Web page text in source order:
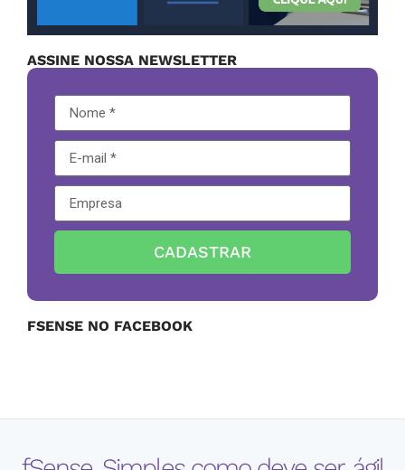
ASSINE NOSSA NEWSLETTER
CADASTRAR
FSENSE NO FACEBOOK